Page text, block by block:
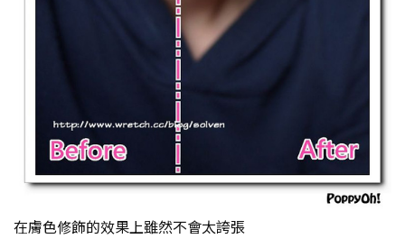
在膚色修飾的效果上雖然不會太誇張